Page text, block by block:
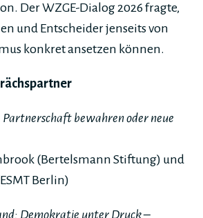
Der WZGE-Dialog 2026 fragte,
und Entscheider jenseits von
konkret ansetzen können.
Partnerschaft bewahren oder neue
(Bertelsmann Stiftung) und
Berlin)
Demokratie unter Druck –